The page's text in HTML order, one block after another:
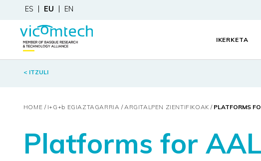
ES EU EN
IKERKETA
< ITZULI
HOME I+G+b EGIAZTAGARRIA ARGITALPEN ZIENTIFIKOAK PLATFORMS
Platforms for